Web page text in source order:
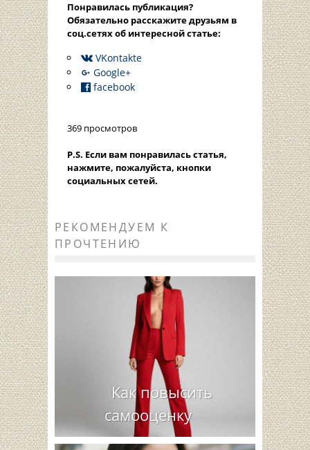
Понравилась публикация?
Oбязательно расскажите друзьям в
соц.сетях об интересной статье:
VKontakte
Google+
facebook
369 просмотров
P.S. Если вам понравилась статья,
нажмите, пожалуйста, кнопки
социальных сетей.
РЕКОМЕНДУЕМ К
ПРОЧТЕНИЮ
Как повысить
самооценку